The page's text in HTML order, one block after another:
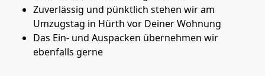
Zuverlässig und pünktlich stehen wir am
Umzugstag in Hürth vor Deiner Wohnung
Das Ein- und Auspacken übernehmen wir
ebenfalls gerne